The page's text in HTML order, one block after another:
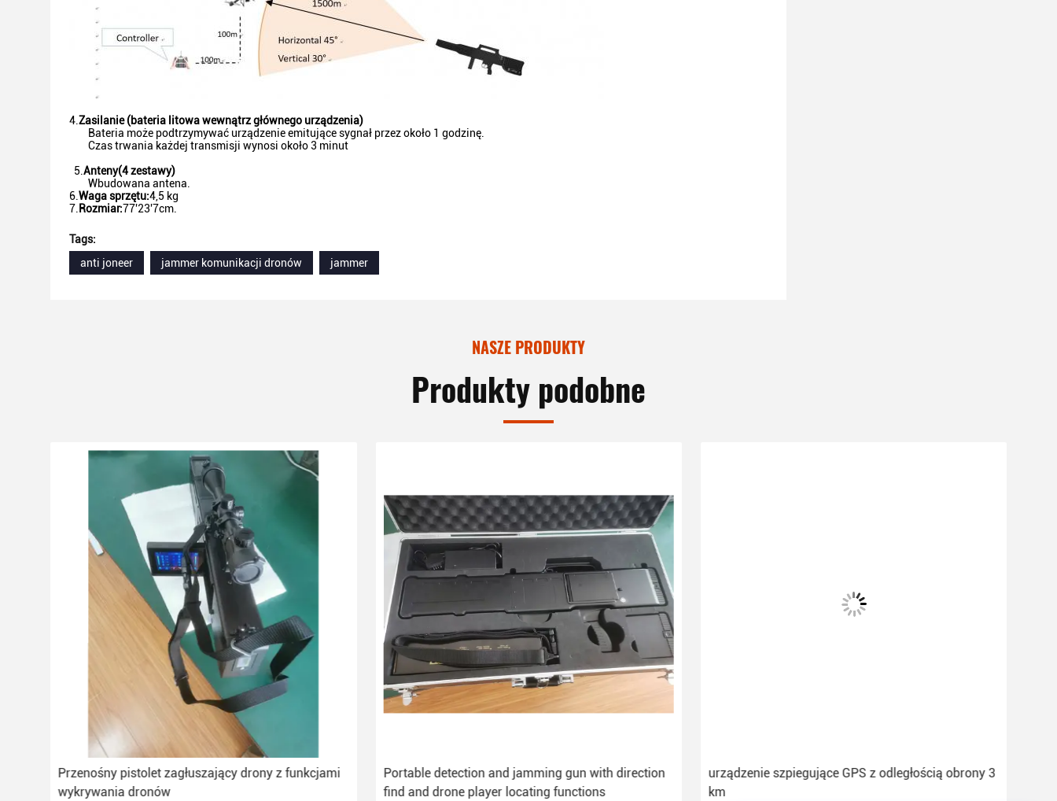
4.Zasilanie (bateria litowa wewnątrz głównego urządzenia)
Bateria może podtrzymywać urządzenie emitujące sygnał przez około 1 godzinę.
Czas trwania każdej transmisji wynosi około 3 minut
5.Anteny(4 zestawy)
Wbudowana antena.
6.Waga sprzętu:4,5 kg
7. Rozmiar:77'23'7cm.
Tags:
anti joneer
jammer komunikacji dronów jammer
NASZE PRODUKTY
Produkty podobne
Przenośny pistolet zagłuszający drony z funkcjami
wykrywania dronów
Portable detection and jamming gun with direction
find and drone player locating functions
urządzenie szpiegujące GPS z odległością obrony 3
km